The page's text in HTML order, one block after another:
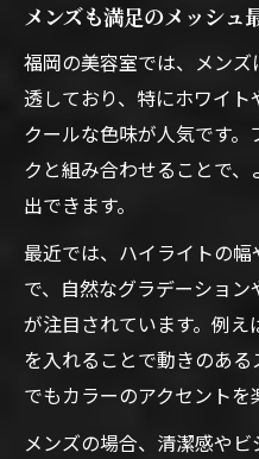
理想を叶える美
福岡美容室で理
美容室メッシュ
自分に合う美容
メンズも満足のメッシュ
福岡の美容室では、メン
透しており、特にホワイ
クールな色味が人気です
クと組み合わせることで
出できます。
最近では、ハイライトの
で、自然なグラデーショ
が注目されています。例
を入れることで動きのあ
でもカラーのアクセントを
メンズの場合、清潔感や